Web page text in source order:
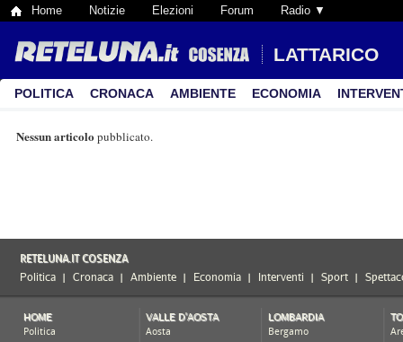
Home Notizie Elezioni Forum Radio ▼
LATTARICO
POLITICA CRONACA AMBIENTE ECONOMIA
Nessun articolo pubblicato.